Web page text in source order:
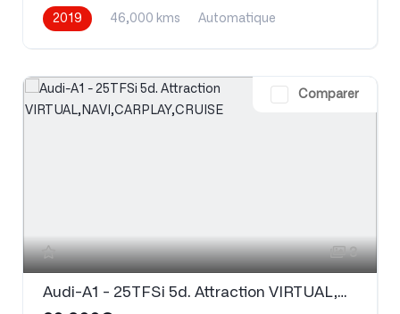
2019 46,000 kms
Automatique
Comparer
3
Audi-A1 - 25TFSi 5d. Attraction VIRTUAL,NAVI,CARPLAY,CRUISE